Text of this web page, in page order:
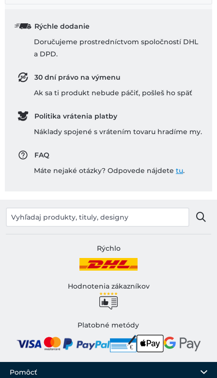
Rýchle dodanie
Doručujeme prostredníctvom spoločností DHL
a DPD.
30 dní právo na výmenu
Ak sa ti produkt nebude páčiť, pošleš ho späť
Politika vrátenia platby
Náklady spojené s vrátením tovaru hradíme my.
FAQ
Máte nejaké otázky? Odpovede nájdete tu.
Rýchlo
Hodnotenia zákazníkov
Platobné metódy
Pomôcť